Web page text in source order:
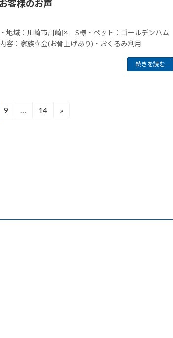
客様のお声
・地域：川崎市川崎区 S様・ペット：ゴールデンハム
容：家族立会(お骨上げあり)・おくるみ利用
続きを読む
固
9 …
固
14 »